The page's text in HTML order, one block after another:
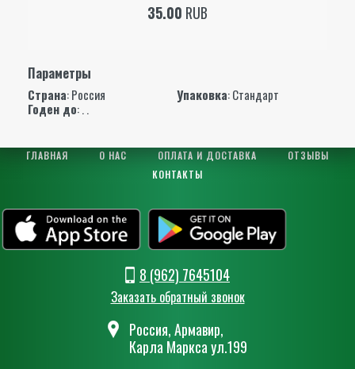
35.00 RUB
Параметры
Страна: Россия Упаковка: Стандарт
Годен до: . .
ГЛАВНАЯ О НАС ОПЛАТА И ДОСТАВКА
ОТЗЫВЫ
КОНТАКТЫ
8 (962) 7645104
Заказать обратный звонок
Россия, Армавир,
Карла Маркса ул.199